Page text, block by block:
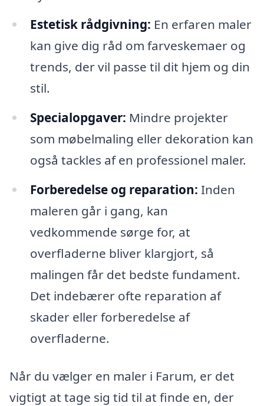
Estetisk rådgivning: En erfaren maler
kan give dig råd om farveskemaer og
trends, der vil passe til dit hjem og din
stil.
Specialopgaver: Mindre projekter
som møbelmaling eller dekoration kan
også tackles af en professionel maler.
Forberedelse og reparation: Inden
maleren går i gang, kan
vedkommende sørge for, at
overfladerne bliver klargjort, så
malingen får det bedste fundament.
Det indebærer ofte reparation af
skader eller forberedelse af
overfladerne.
Når du vælger en maler i Farum, er det
vigtigt at tage sig tid til at finde en, der